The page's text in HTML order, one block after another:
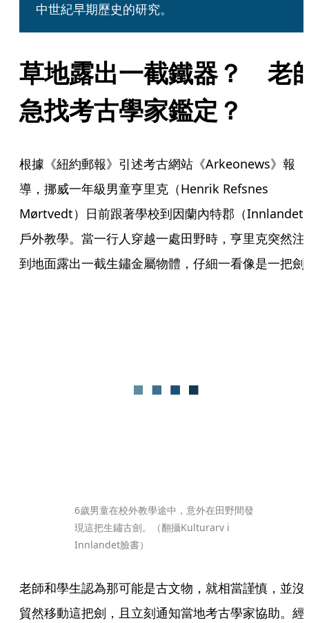
中世紀早期歷史的研究。
草地露出一截鐵器？　老
急找考古學家鑑定？
根據《紐約郵報》引述考古網站《Arkeonews》報
導，挪威一年級男童亨里克（Henrik Refsnes
Mørtvedt）日前跟著學校到因蘭內特郡（Innlandet
戶外教學。當一行人穿越一處田野時，亨里克突然注
到地面露出一截生鏽金屬物體，仔細一看像是一把劍
6歲男童在校外教學途中，意外在田野間發
現這把生鏽古劍。（翻攝Kulturarv i
Innlandet臉書）
老師和學生認為那可能是古文物，就相當謹慎，並沒
貿然移動這把劍，且立刻通知當地考古學家協助。經